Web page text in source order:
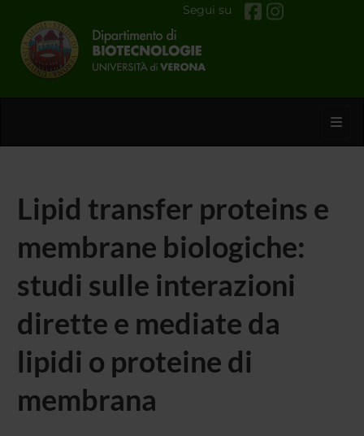
Segui su
Lipid transfer proteins e
membrane biologiche:
studi sulle interazioni
dirette e mediate da
lipidi o proteine di
membrana